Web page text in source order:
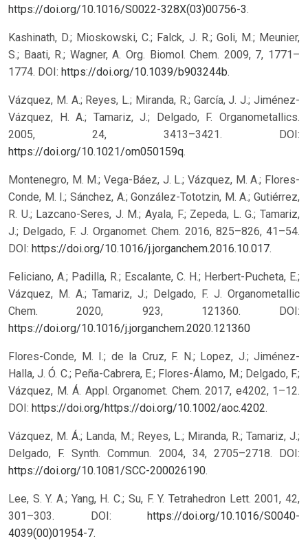
https://doi.org/10.1016/S0022-328X(03)00756-3.
Kashinath, D.; Mioskowski, C.; Falck, J. R.; Goli, M.; Meunier,
S.; Baati, R.; Wagner, A. Org. Biomol. Chem. 2009, 7, 1771–
1774. DOI: https://doi.org/10.1039/b903244b.
Vázquez, M. A.; Reyes, L.; Miranda, R.; García, J. J.; Jiménez-
Vázquez, H. A.; Tamariz, J.; Delgado, F. Organometallics.
2005, 24, 3413–3421. DOI:
https://doi.org/10.1021/om050159q.
Montenegro, M. M.; Vega-Báez, J. L.; Vázquez, M. A.; Flores-
Conde, M. I.; Sánchez, A.; González-Tototzin, M. A.; Gutiérrez,
R. U.; Lazcano-Seres, J. M.; Ayala, F.; Zepeda, L. G.; Tamariz,
J.; Delgado, F. J. Organomet. Chem. 2016, 825–826, 41–54.
DOI: https://doi.org/10.1016/j.jorganchem.2016.10.017.
Feliciano, A.; Padilla, R.; Escalante, C. H.; Herbert-Pucheta, E.;
Vázquez, M. A.; Tamariz, J.; Delgado, F. J. Organometallic
Chem. 2020, 923, 121360. DOI:
https://doi.org/10.1016/j.jorganchem.2020.121360
Flores-Conde, M. I.; de la Cruz, F. N.; Lopez, J.; Jiménez-
Halla, J. Ó. C.; Peña-Cabrera, E.; Flores-Álamo, M.; Delgado, F.;
Vázquez, M. Á. Appl. Organomet. Chem. 2017, e4202, 1–12.
DOI: https://doi.org/https://doi.org/10.1002/aoc.4202.
Vázquez, M. Á.; Landa, M.; Reyes, L.; Miranda, R.; Tamariz, J.;
Delgado, F. Synth. Commun. 2004, 34, 2705–2718. DOI:
https://doi.org/10.1081/SCC-200026190.
Lee, S. Y. A.; Yang, H. C.; Su, F. Y. Tetrahedron Lett. 2001, 42,
301–303. DOI:
https://doi.org/10.1016/S0040-
4039(00)01954-7.